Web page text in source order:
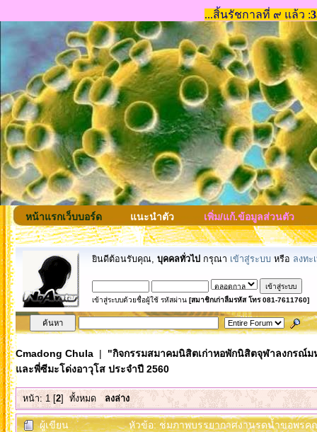
หน้าแรกเว็บบอร์ด แนะนำตัว เพิ่ม/แก้.ข้อมูลส่วนตัว
ยินดีต้อนรับคุณ, บุคคลทั่วไป กรุณา เข้าสู่ระบบ หรือ ลงทะ
เข้าสู่ระบบด้วยชื่อผู้ใช้ รหัสผ่าน [สมาชิกเก่าลืมรหัส โทร 081-7611760]
Cmadong Chula| "กิจกรรมสมาคมนิสิตเก่าหอพักนิสิตจุฬาลงกรณ์ม
และพี่ซีมะโด่งอาวุโส ประจำปี 2560
หน้า:1[2]ทั้งหมด ลงล่าง
ผู้เขียน หัวข้อ: ชมภาพบรรยากาศงานรดน้ำขอพรค